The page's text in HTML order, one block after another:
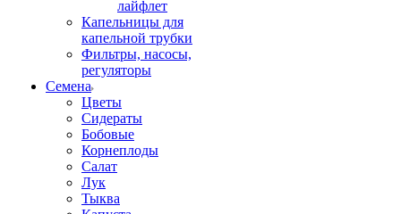
лайфлет
Капельницы для
капельной трубки
Фильтры, насосы,
регуляторы
Семена
Цветы
Сидераты
Бобовые
Корнеплоды
Салат
Лук
Тыква